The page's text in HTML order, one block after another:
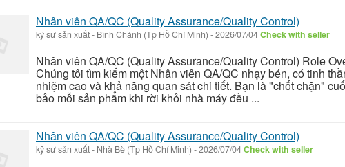
Nhân viên QA/QC (Quality Assurance/Quality Control)
kỹ sư sản xuất- Bình Chánh (Tp Hồ Chí Minh) -2026/07/04Check with seller
Nhân viên QA/QC (Quality Assurance/Quality Control) Role
Chúng tôi tìm kiếm một Nhân viên QA/QC nhạy bén, có tinh
nhiệm cao và khả năng quan sát chi tiết. Bạn là "chốt chặn"
bảo mỗi sản phẩm khi rời khỏi nhà máy đều ...
Nhân viên QA/QC (Quality Assurance/Quality Control)
kỹ sư sản xuất- Nhà Bè (Tp Hồ Chí Minh) -2026/07/04Check with seller